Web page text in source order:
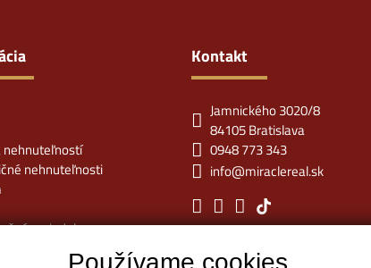
nehnuteľností
nehnuteľnosti
poriadok
Kontakt
Jamnického 3020/8
84105 Bratislava
0948 773 343
info@miraclereal.sk
Používame cookies